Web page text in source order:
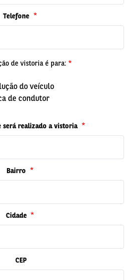
Telefone
de vistoria é para:
do veículo
de condutor
será realizado a vistoria
Bairro
Cidade
CEP